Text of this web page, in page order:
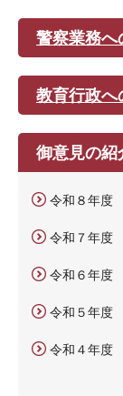
警察業務へ
教育行政へ
御意見の紹
令和８年度
令和７年度
令和６年度
令和５年度
令和４年度